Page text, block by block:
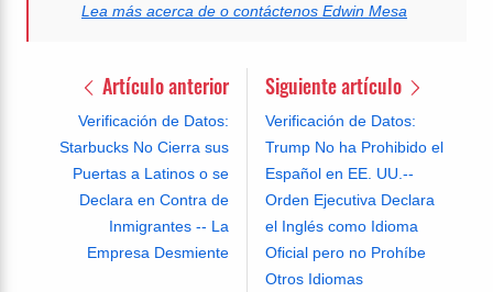
Lea más acerca de o contáctenos Edwin Mesa
Artículo anterior
Verificación de Datos:
Starbucks No Cierra sus
Puertas a Latinos o se
Declara en Contra de
Inmigrantes -- La
Empresa Desmiente
Siguiente artículo
Verificación de Datos:
Trump No ha Prohibido el
Español en EE. UU.--
Orden Ejecutiva Declara
el Inglés como Idioma
Oficial pero no Prohíbe
Otros Idiomas